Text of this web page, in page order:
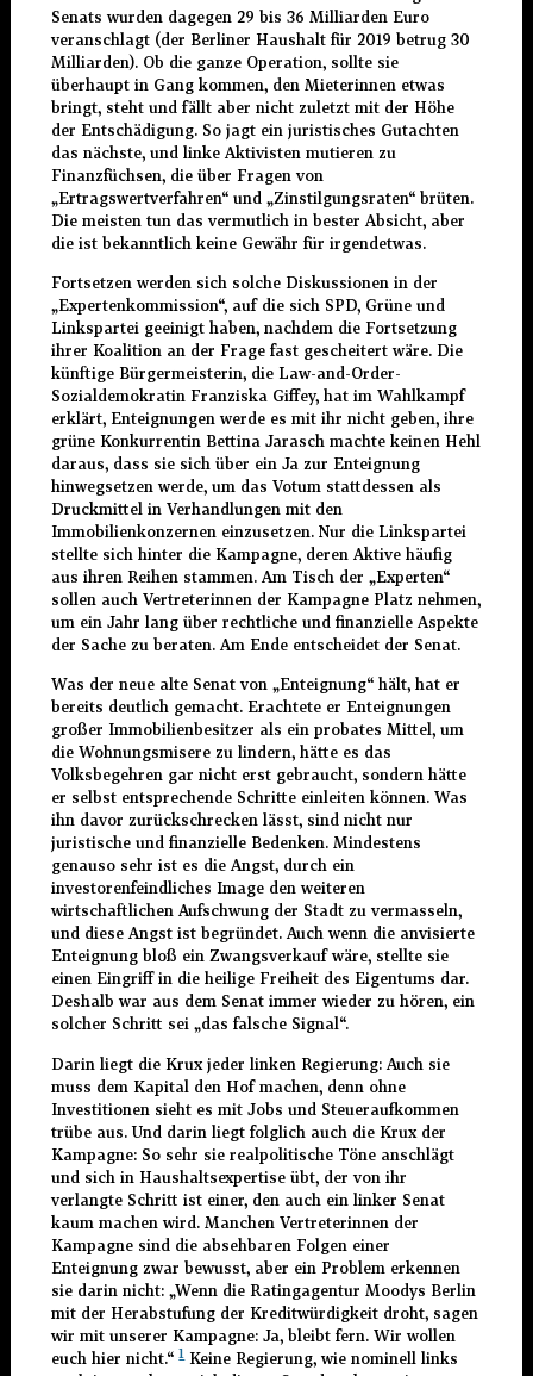
Senats wurden dagegen 29 bis 36 Milliarden Euro
veranschlagt (der Berliner Haushalt für 2019 betrug 30
Milliarden). Ob die ganze Operation, sollte sie
überhaupt in Gang kommen, den Mieterinnen etwas
bringt, steht und fällt aber nicht zuletzt mit der Höhe
der Entschädigung. So jagt ein juristisches Gutachten
das nächste, und linke Aktivisten mutieren zu
Finanzfüchsen, die über Fragen von
„Ertragswertverfahren“ und „Zinstilgungsraten“ brüten.
Die meisten tun das vermutlich in bester Absicht, aber
die ist bekanntlich keine Gewähr für irgendetwas.
Fortsetzen werden sich solche Diskussionen in der
„Expertenkommission“, auf die sich SPD, Grüne und
Linkspartei geeinigt haben, nachdem die Fortsetzung
ihrer Koalition an der Frage fast gescheitert wäre. Die
künftige Bürgermeisterin, die Law-and-Order-
Sozialdemokratin Franziska Giffey, hat im Wahlkampf
erklärt, Enteignungen werde es mit ihr nicht geben, ihre
grüne Konkurrentin Bettina Jarasch machte keinen Hehl
daraus, dass sie sich über ein Ja zur Enteignung
hinwegsetzen werde, um das Votum stattdessen als
Druckmittel in Verhandlungen mit den
Immobilienkonzernen einzusetzen. Nur die Linkspartei
stellte sich hinter die Kampagne, deren Aktive häufig
aus ihren Reihen stammen. Am Tisch der „Experten“
sollen auch Vertreterinnen der Kampagne Platz nehmen,
um ein Jahr lang über rechtliche und finanzielle Aspekte
der Sache zu beraten. Am Ende entscheidet der Senat.
Was der neue alte Senat von „Enteignung“ hält, hat er
bereits deutlich gemacht. Erachtete er Enteignungen
großer Immobilienbesitzer als ein probates Mittel, um
die Wohnungsmisere zu lindern, hätte es das
Volksbegehren gar nicht erst gebraucht, sondern hätte
er selbst entsprechende Schritte einleiten können. Was
ihn davor zurückschrecken lässt, sind nicht nur
juristische und finanzielle Bedenken. Mindestens
genauso sehr ist es die Angst, durch ein
investorenfeindliches Image den weiteren
wirtschaftlichen Aufschwung der Stadt zu vermasseln,
und diese Angst ist begründet. Auch wenn die anvisierte
Enteignung bloß ein Zwangsverkauf wäre, stellte sie
einen Eingriff in die heilige Freiheit des Eigentums dar.
Deshalb war aus dem Senat immer wieder zu hören, ein
solcher Schritt sei „das falsche Signal“.
Darin liegt die Krux jeder linken Regierung: Auch sie
muss dem Kapital den Hof machen, denn ohne
Investitionen sieht es mit Jobs und Steueraufkommen
trübe aus. Und darin liegt folglich auch die Krux der
Kampagne: So sehr sie realpolitische Töne anschlägt
und sich in Haushaltsexpertise übt, der von ihr
verlangte Schritt ist einer, den auch ein linker Senat
kaum machen wird. Manchen Vertreterinnen der
Kampagne sind die absehbaren Folgen einer
Enteignung zwar bewusst, aber ein Problem erkennen
sie darin nicht: „Wenn die Ratingagentur Moodys Berlin
mit der Herabstufung der Kreditwürdigkeit droht, sagen
wir mit unserer Kampagne: Ja, bleibt fern. Wir wollen
euch hier nicht.“1Keine Regierung, wie nominell links